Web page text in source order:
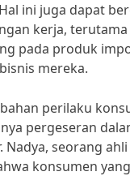
ini juga dapat
kerja,
pada produk
mereka.
perilaku
pergeseran
Nadya, seorang
konsumen